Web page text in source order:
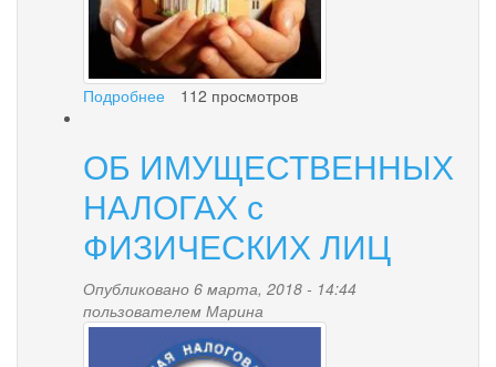
Подробнее
городской
среды»
для
городского
«поселок
Палана»
112 просмотров
ОБ ИМУЩЕСТВЕННЫХ
НАЛОГАХ с
ФИЗИЧЕСКИХ ЛИЦ
Опубликовано 6 марта, 2018 - 14:44
пользователем Марина
nalogovaya.png